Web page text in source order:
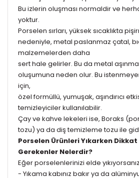
Bu izlerin oluşması normaldir ve
yoktur.
Porselen sırları, yüksek sıcaklıkta
nedeniyle, metal paslanmaz çatal,
malzemelerden daha
sert hale gelirler. Bu da metal
oluşumuna neden olur. Bu
için,
özel formüllü, yumuşak, aşındırıcı
temizleyiciler kullanılabilir.
Çay ve kahve lekeleri ise, Boraks
tozu) ya da diş temizleme tozu ile
Porselen Ürünleri Yıkarken
Gerekenler Nelerdir?
Eğer porselenlerinizi elde
- Yıkama kabınız bakır ya da